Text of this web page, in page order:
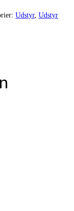
Udstyr, Udstyr